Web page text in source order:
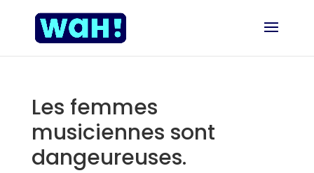
Les femmes
musiciennes sont
dangeureuses.